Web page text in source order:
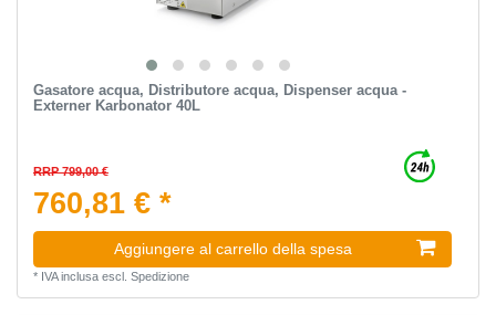
Gasatore acqua, Distributore acqua, Dispenser acqua -
Externer Karbonator 40L
RRP 799,00 €
760,81 € *
Aggiungere al carrello della spesa
* IVA inclusaescl. Spedizione